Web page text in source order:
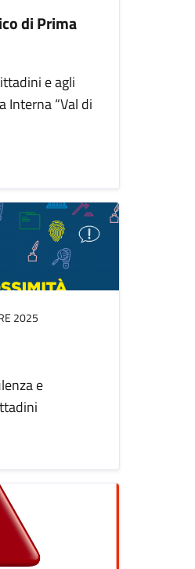
di Prima
e agli
Interna “Val di
2025
e